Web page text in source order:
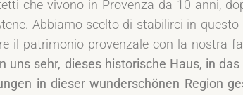
che vivono in Provenza da 10 anni,
Abbiamo scelto di stabilirci in
il patrimonio provenzale con la nostra
uns sehr, dieses historische Haus, in
in dieser wunderschönen Region